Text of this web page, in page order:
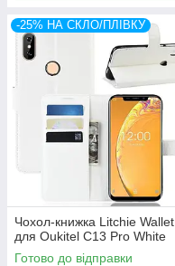
-25% НА СКЛО/ПЛІВКУ
Чохол-книжка Litchie Wallet
для Oukitel C13 Pro White
Готово до відправки